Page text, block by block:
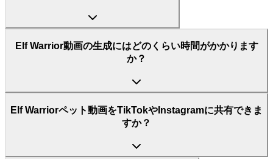
Elf Warrior動画の生成にはどのくらい時間がかかります
か？
Elf Warriorペット動画をTikTokやInstagramに共有できま
すか？